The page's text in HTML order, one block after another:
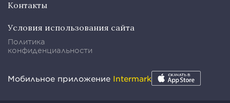
Контакты
Условия использования сайта
Политика
конфиденциальности
Мобильное приложение Intermark